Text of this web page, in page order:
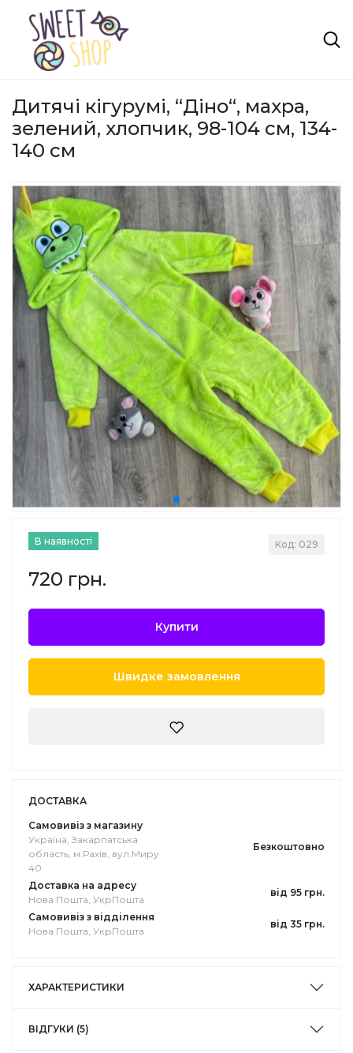
Дитячі кігурумі, “Діно“, махра,
зелений, хлопчик, 98-104 см, 134-
140 см
В наявності Код: 029
720 грн.
Купити
Швидке замовлення
ДОСТАВКА
Самовивіз з магазину
Україна, Закарпатська
область, м.Рахів, вул.Миру
40
Безкоштовно
Доставка на адресу
Нова Пошта, УкрПошта
від 95 грн.
Самовивіз з відділення
Нова Пошта, УкрПошта
від 35 грн.
ХАРАКТЕРИСТИКИ
ВІДГУКИ (5)